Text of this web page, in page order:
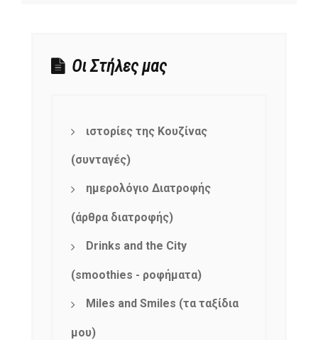
Οι Στήλες μας
ιστορίες της Κουζίνας
(συνταγές)
ημερολόγιο Διατροφής
(άρθρα διατροφής)
Drinks and the City
(smoothies - ροφήματα)
Miles and Smiles (τα ταξίδια
μου)